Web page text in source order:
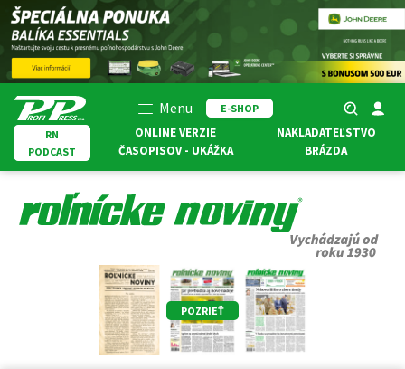
Menu
E-SHOP
RN
PODCAST
ONLINE VERZIE
ČASOPISOV - UKÁŽKA
NAKLADATEĽSTVO
BRÁZDA
POZRIEŤ